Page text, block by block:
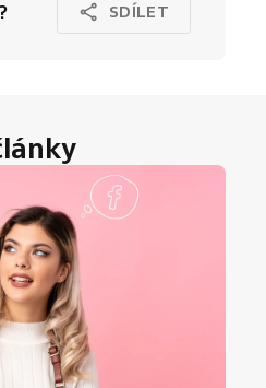
SDÍLET